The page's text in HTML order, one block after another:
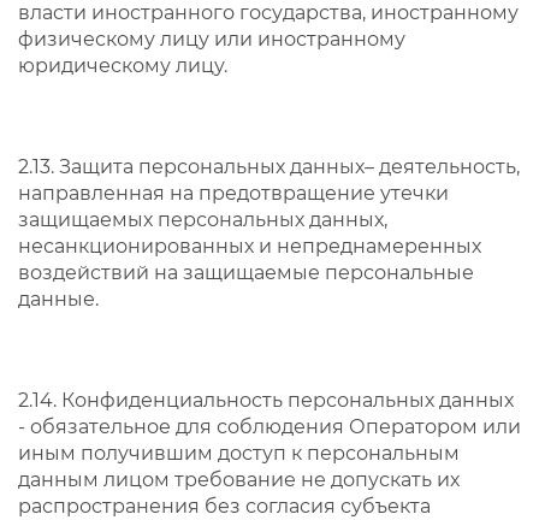
власти иностранного государства, иностранному
физическому лицу или иностранному
юридическому лицу.
2.13. Защита персональных данных– деятельность,
направленная на предотвращение утечки
защищаемых персональных данных,
несанкционированных и непреднамеренных
воздействий на защищаемые персональные
данные.
2.14. Конфиденциальность персональных данных
- обязательное для соблюдения Оператором или
иным получившим доступ к персональным
данным лицом требование не допускать их
распространения без согласия субъекта